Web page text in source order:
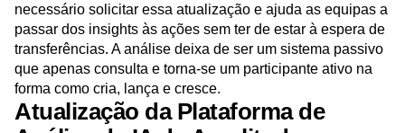
Mantém e impulsiona a evolução da base da qual
depende, mantém o contexto atualizado sem que seja
necessário solicitar essa atualização e ajuda as equipas a
passar dos insights às ações sem ter de estar à espera de
transferências. A análise deixa de ser um sistema passivo
que apenas consulta e torna-se um participante ativo na
forma como cria, lança e cresce.